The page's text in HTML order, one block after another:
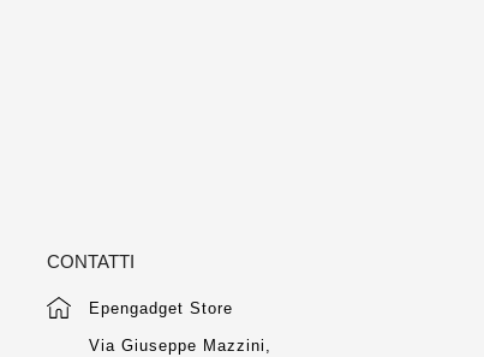
CONTATTI
Epengadget Store
Via Giuseppe Mazzini,